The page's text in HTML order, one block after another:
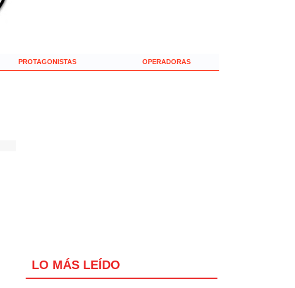
PROTAGONISTAS OPERADORAS
LO MÁS LEÍDO